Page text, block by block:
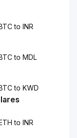
to INR
to MDL
to KWD
to INR